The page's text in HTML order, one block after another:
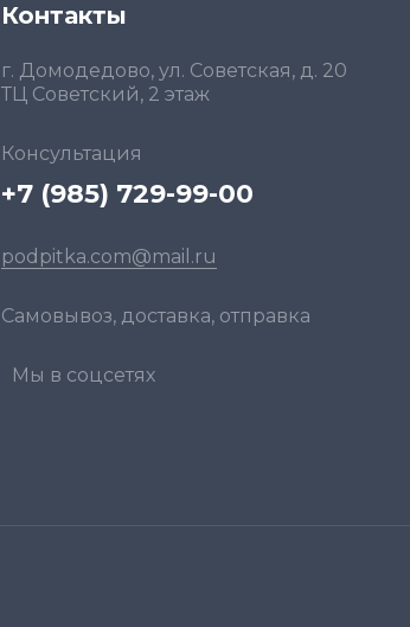
Контакты
г. Домодедово, ул. Советская, д. 20
ТЦ Советский, 2 этаж
Консультация
+7 (985) 729-99-00
podpitka.com@mail.ru
Самовывоз, доставка, отправка
Мы в соцсетях